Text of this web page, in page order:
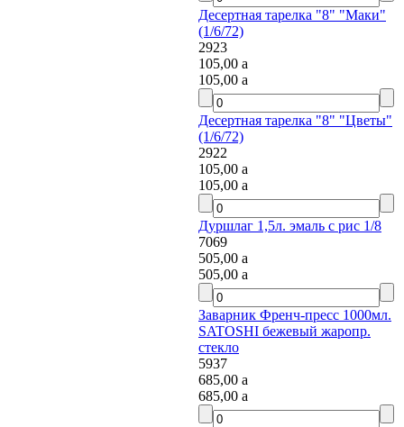
Десертная тарелка "8" "Маки"
(1/6/72)
2923
105,00a
105,00a
Десертная тарелка "8" "Цветы"
(1/6/72)
2922
105,00a
105,00a
Дуршлаг 1,5л. эмаль с рис 1/8
7069
505,00a
505,00a
Заварник Френч-пресс 1000мл.
SATOSHI бежевый жаропр.
стекло
5937
685,00a
685,00a